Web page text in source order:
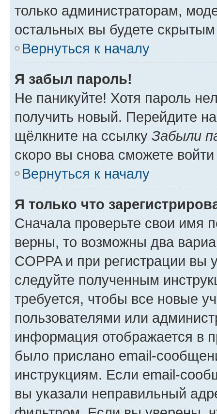
только администраторам,
остальных вы будете
Вернуться к началу
Я забыл пароль!
Не паникуйте! Хотя пароль
получить новый. Перейдите
щёлкните на ссылку Забыли
скоро вы снова сможете
Вернуться к началу
Я только что
Сначала проверьте свои имя
верны, то возможны два
COPPA и при регистрации вы
следуйте полученным
требуется, чтобы все новые
пользователями или
информация отображается в
было прислано email-
инструкциям. Если email-
вы указали неправильный